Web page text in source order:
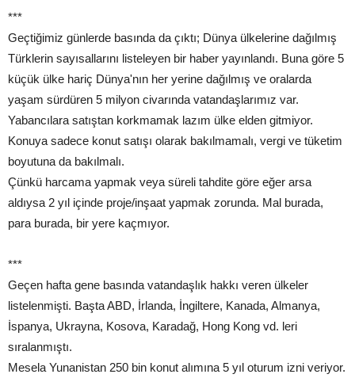
***
Geçtiğimiz günlerde basında da çıktı; Dünya ülkelerine dağılmış
Türklerin sayısallarını listeleyen bir haber yayınlandı. Buna göre 5
küçük ülke hariç Dünya'nın her yerine dağılmış ve oralarda
yaşam sürdüren 5 milyon civarında vatandaşlarımız var.
Yabancılara satıştan korkmamak lazım ülke elden gitmiyor.
Konuya sadece konut satışı olarak bakılmamalı, vergi ve tüketim
boyutuna da bakılmalı.
Çünkü harcama yapmak veya süreli tahdite göre eğer arsa
aldıysa 2 yıl içinde proje/inşaat yapmak zorunda. Mal burada,
para burada, bir yere kaçmıyor.
***
Geçen hafta gene basında vatandaşlık hakkı veren ülkeler
listelenmişti. Başta ABD, İrlanda, İngiltere, Kanada, Almanya,
İspanya, Ukrayna, Kosova, Karadağ, Hong Kong vd. leri
sıralanmıştı.
Mesela Yunanistan 250 bin konut alımına 5 yıl oturum izni veriyor.